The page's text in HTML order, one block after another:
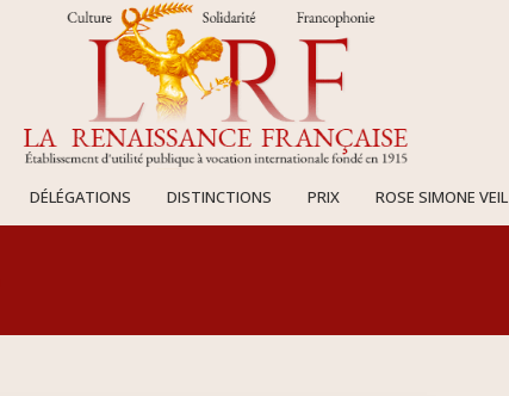
DÉLÉGATIONS DISTINCTIONS PRIX ROSE SIMONE VEIL